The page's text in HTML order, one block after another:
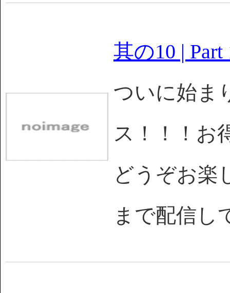
其の10 | Part
ついに始ま
ス！！！お
どうぞお楽
まで配信